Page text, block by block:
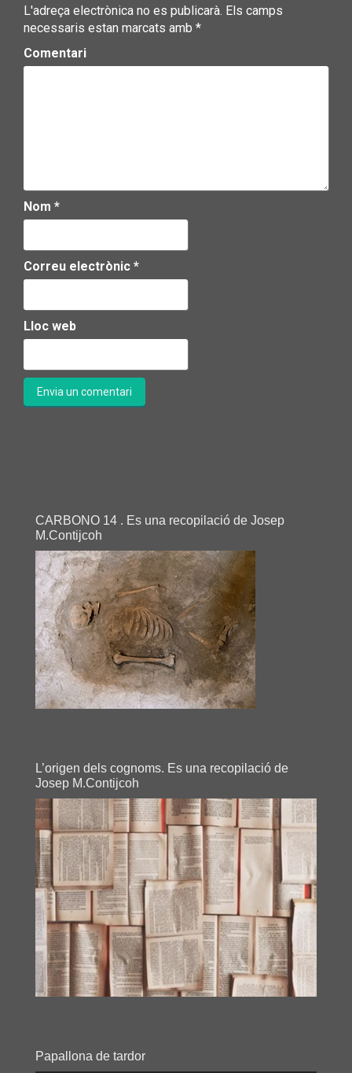
L'adreça electrònica no es publicarà. Els camps
necessaris estan marcats amb *
Comentari
Nom *
Correu electrònic *
Lloc web
CARBONO 14 . Es una recopilació de Josep
M.Contijcoh
L’origen dels cognoms. Es una recopilació de
Josep M.Contijcoh
Papallona de tardor